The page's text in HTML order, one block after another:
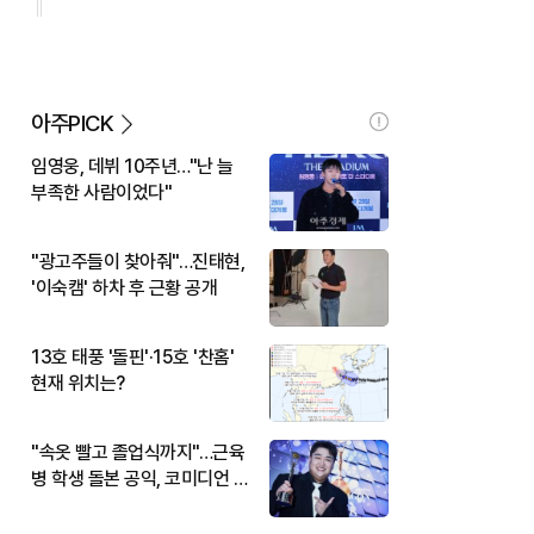
아주PICK
임영웅, 데뷔 10주년…"난 늘
부족한 사람이었다"
"광고주들이 찾아줘"…진태현,
'이숙캠' 하차 후 근황 공개
13호 태풍 '돌핀'·15호 '찬홈'
현재 위치는?
"속옷 빨고 졸업식까지"…근육
병 학생 돌본 공익, 코미디언 김